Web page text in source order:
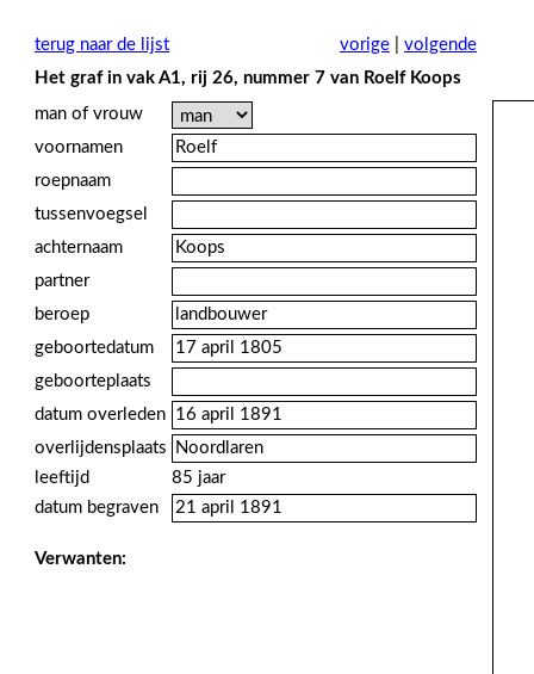
terug naar de lijst vorige
volgende
Het graf in vak A1, rij 26, nummer 7 van Roelf Koops
man of vrouw
voornamen
roepnaam
tussenvoegsel
achternaam
partner
beroep
geboortedatum
geboorteplaats
datum overleden
overlijdensplaats
leeftijd
85 jaar
datum begraven
Verwanten: